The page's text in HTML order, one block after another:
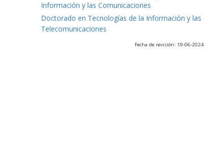
Información y las Comunicaciones
Doctorado en Tecnologías de la Información y las
Telecomunicaciones
Fecha de revisión: 19-06-2024